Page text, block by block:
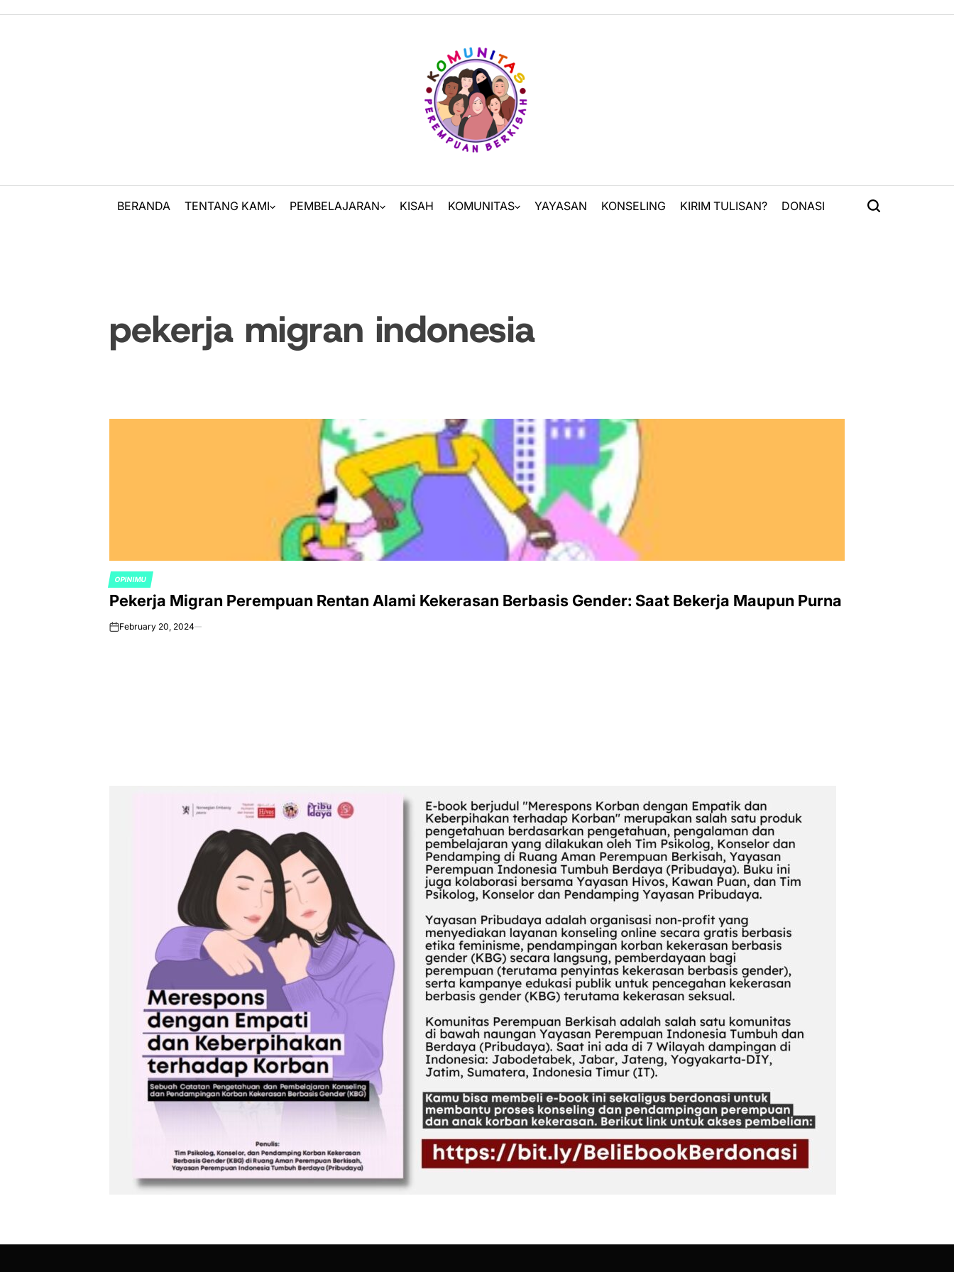
BERANDA TENTANG KAMI PEMBELAJARAN KISAH KOMUNITAS YAYASAN KONSELING KIRIM TULISAN? DONASI
pekerja migran indonesia
POSTED
IN
OPINIMU
Pekerja Migran Perempuan Rentan Alami Kekerasan Berbasis Gender: Saat Bekerja Maupun Purna
onFebruary 20, 2024